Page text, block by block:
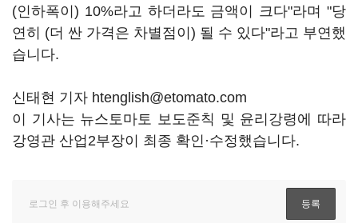
(인하폭이) 10%라고 하더라도 금액이 크다"라며 "당
연히 (더 싼 가격은 차별점이) 될 수 있다"라고 부연했
습니다.
신태현 기자 htenglish@etomato.com
이 기사는 뉴스토마토 보도준칙 및 윤리강령에 따라
강영관 산업2부장이 최종 확인·수정했습니다.